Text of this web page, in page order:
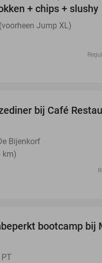
+ chips + slushy
Jump XL)
bij Café
Bijenkorf
km)
bootcamp bij